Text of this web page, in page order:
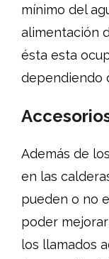
mínimo del
alimentación
ésta esta
dependiendo
Además de
en las
pueden o no
poder
los llamados